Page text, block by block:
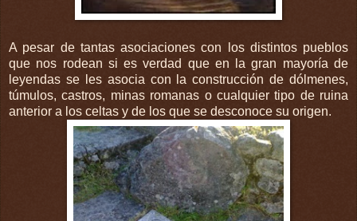
A pesar de tantas asociaciones con los distintos pueblos
que nos rodean si es verdad que en la gran mayoría de
leyendas se les asocia con la construcción de dólmenes,
túmulos, castros, minas romanas o cualquier tipo de ruina
anterior a los celtas y de los que se desconoce su origen.